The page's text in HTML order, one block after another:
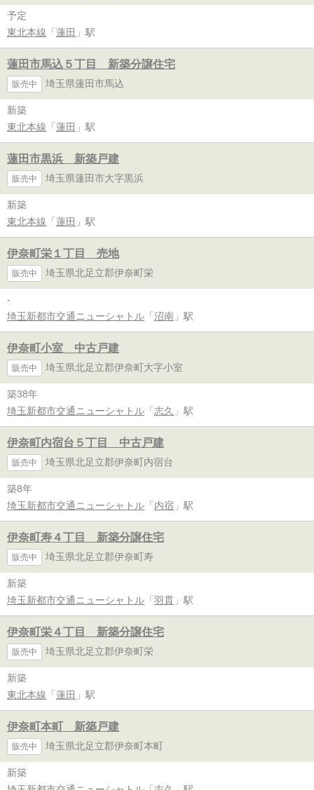
予定
東北本線 「 蓮田 」駅
蓮田市馬込５丁目 新築分譲住宅
販売中 埼玉県蓮田市馬込
新築
東北本線 「 蓮田 」駅
蓮田市黒浜 新築戸建
販売中 埼玉県蓮田市大字黒浜
新築
東北本線 「 蓮田 」駅
伊奈町栄１丁目 売地
販売中 埼玉県北足立郡伊奈町栄
-
埼玉新都市交通ニューシャトル 「 沼南 」駅
伊奈町小室 中古戸建
販売中 埼玉県北足立郡伊奈町大字小室
築38年
埼玉新都市交通ニューシャトル 「 志久 」駅
伊奈町内宿台５丁目 中古戸建
販売中 埼玉県北足立郡伊奈町内宿台
築8年
埼玉新都市交通ニューシャトル 「 内宿 」駅
伊奈町寿４丁目 新築分譲住宅
販売中 埼玉県北足立郡伊奈町寿
新築
埼玉新都市交通ニューシャトル 「 羽貫 」駅
伊奈町栄４丁目 新築分譲住宅
販売中 埼玉県北足立郡伊奈町栄
新築
東北本線 「 蓮田 」駅
伊奈町本町 新築戸建
販売中 埼玉県北足立郡伊奈町本町
新築